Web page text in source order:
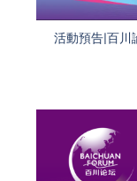
活動預告|百川